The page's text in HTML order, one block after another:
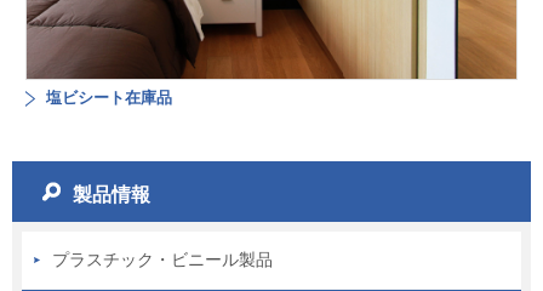
塩ビシート在庫品
製品情報
プラスチック・ビニール製品